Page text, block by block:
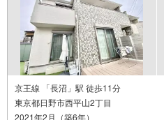
京王線 「長沼」駅 徒歩11分
東京都日野市西平山2丁目
2021年2月（築6年）